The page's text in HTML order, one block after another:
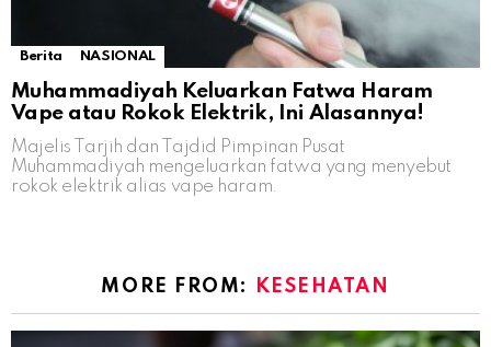
Berita NASIONAL
Muhammadiyah Keluarkan Fatwa Haram
Vape atau Rokok Elektrik, Ini Alasannya!
Majelis Tarjih dan Tajdid Pimpinan Pusat
Muhammadiyah mengeluarkan fatwa yang menyebut
rokok elektrik alias vape haram.
MORE FROM: KESEHATAN